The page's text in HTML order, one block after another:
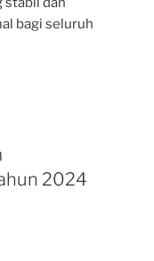
bagi seluruh
2024